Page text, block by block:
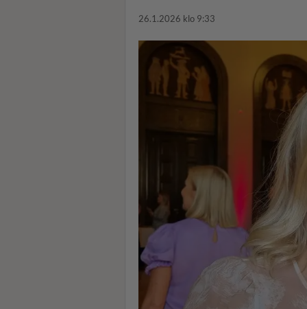
26.1.2026 klo 9:33